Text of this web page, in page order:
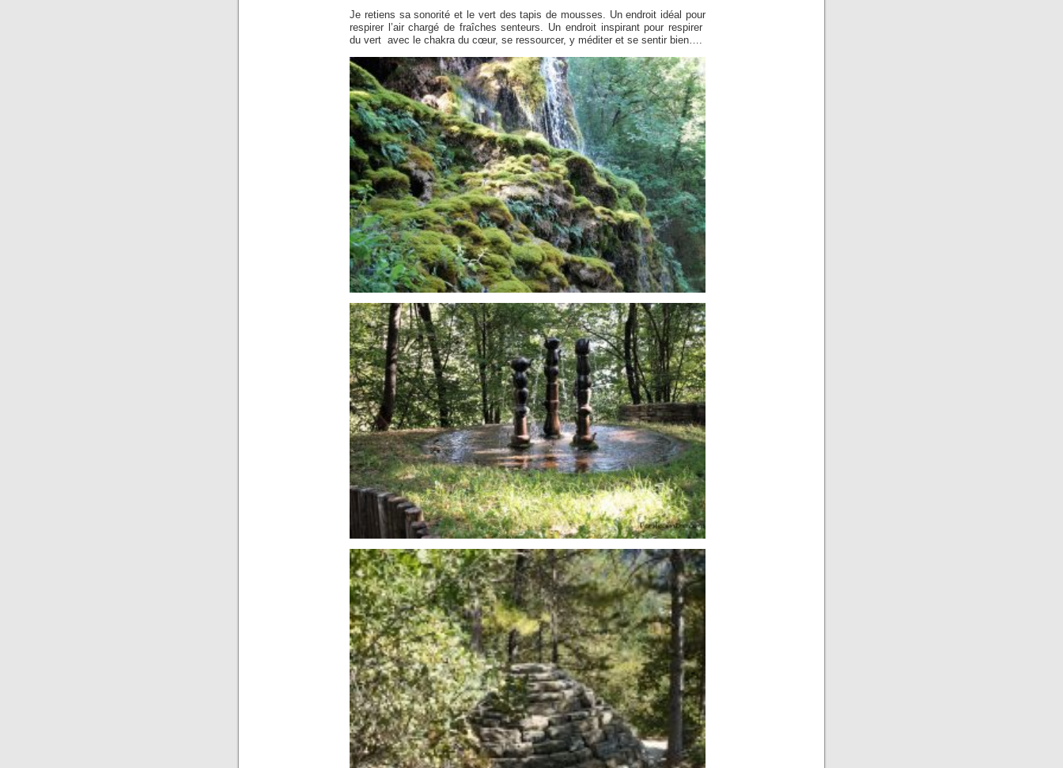
Je retiens sa sonorité et le vert des tapis de mousses. Un endroit idéal pour
respirer l’air chargé de fraîches senteurs. Un endroit inspirant pour respirer
du vert avec le chakra du cœur, se ressourcer, y méditer et se sentir bien….